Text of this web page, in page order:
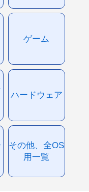
ゲーム
ハードウェア
その他、全OS
用一覧